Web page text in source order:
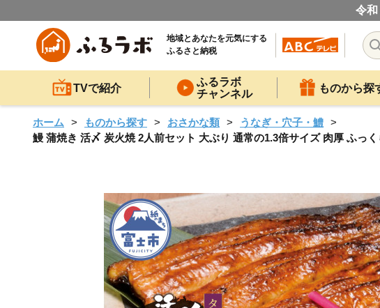
令
地域とあなたを元気にする
ふるさと納税
TVで紹介
ふるラボ
チャンネル
ものから探
ホーム ものから探す おさかな類
うなぎ・穴子・鱧
鰻 蒲焼き 活〆 炭火焼 2人前セット 大ぶり 通常の1.3倍サイズ 肉厚 ふっ